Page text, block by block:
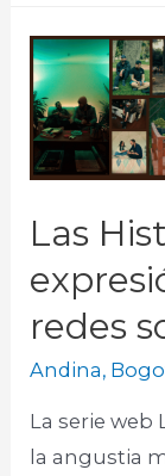
Las
redes
Andina,
La serie web
la angustia